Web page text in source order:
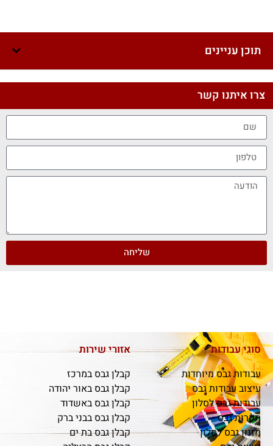
תוכן עניינים
צרו איתנו קשר
שליחה
סוגי עבודות
עבודות גבס מיוחדות
עיצוב עבודות גבס
עבודות גבס לסלון
תקרות גבס
מזנון גבס לסלון
אזורי שירות
קבלן גבס במרכז
קבלן גבס באור יהודה
קבלן גבס באשדוד
קבלן גבס בבני ברק
קבלן גבס בת ים